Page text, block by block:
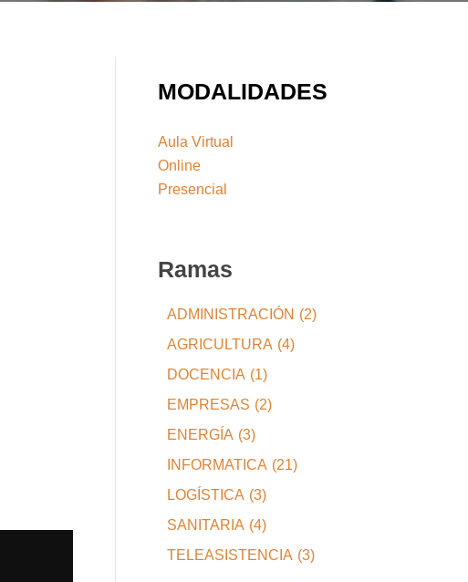
MODALIDADES
Aula Virtual
Online
Presencial
Ramas
ADMINISTRACIÓN (2)
AGRICULTURA (4)
DOCENCIA (1)
EMPRESAS (2)
ENERGÍA (3)
INFORMATICA (21)
LOGÍSTICA (3)
SANITARIA (4)
TELEASISTENCIA (3)